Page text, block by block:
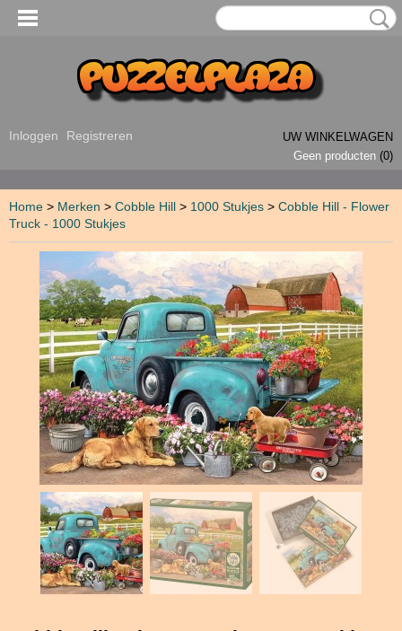
Inloggen Registreren
UW WINKELWAGEN
Geen producten (0)
Home > Merken > Cobble Hill > 1000 Stukjes > Cobble Hill - Flower
Truck - 1000 Stukjes